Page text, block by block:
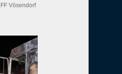
FF Vösendorf